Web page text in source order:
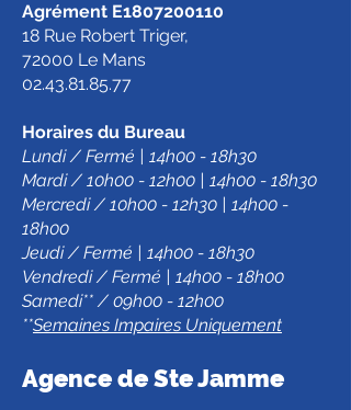
Agrément E1807200110
18 Rue Robert Triger,
72000 Le Mans
02.43.81.85.77
Horaires du Bureau
Lundi / Fermé | 14h00 - 18h30
Mardi / 10h00 - 12h00 | 14h00 - 18h30
Mercredi / 10h00 - 12h30 | 14h00 -
18h00
Jeudi / Fermé | 14h00 - 18h30
Vendredi / Fermé | 14h00 - 18h00
Samedi** / 09h00 - 12h00
**Semaines Impaires Uniquement
Agence de Ste Jamme